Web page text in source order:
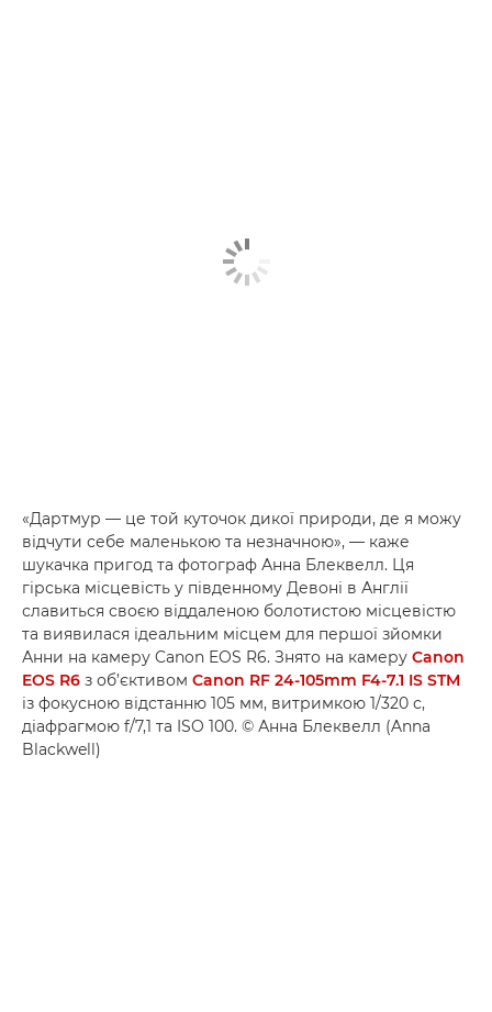
«Дартмур — це той куточок дикої природи, де я можу
відчути себе маленькою та незначною», — каже
шукачка пригод та фотограф Анна Блеквелл. Ця
гірська місцевість у південному Девоні в Англії
славиться своєю віддаленою болотистою місцевістю
та виявилася ідеальним місцем для першої зйомки
Анни на камеру Canon EOS R6. Знято на камеру Canon
EOS R6 з об’єктивом Canon RF 24-105mm F4-7.1 IS STM
із фокусною відстанню 105 мм, витримкою 1/320 с,
діафрагмою f/7,1 та ISO 100. © Анна Блеквелл (Anna
Blackwell)